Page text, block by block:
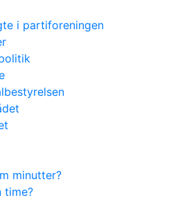
i partiforeningen
minutter?
time?